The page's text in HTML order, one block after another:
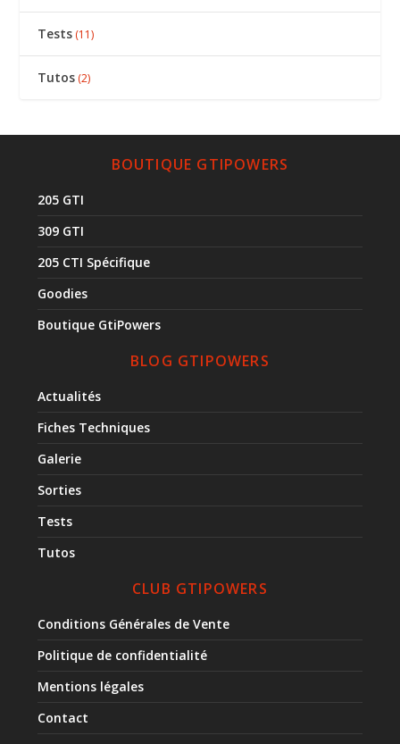
Tests (11)
Tutos (2)
BOUTIQUE GTIPOWERS
205 GTI
309 GTI
205 CTI Spécifique
Goodies
Boutique GtiPowers
BLOG GTIPOWERS
Actualités
Fiches Techniques
Galerie
Sorties
Tests
Tutos
CLUB GTIPOWERS
Conditions Générales de Vente
Politique de confidentialité
Mentions légales
Contact